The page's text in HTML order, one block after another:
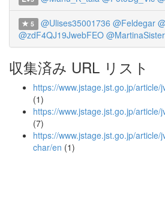
5 @Ulises35001736 @Feldegar
@zdF4QJ19JwebFEO
収集済み URL リスト
https://www.jstage.jst.go.jp/
(1)
https://www.jstage.jst.go.jp/
(7)
https://www.jstage.jst.go.jp/
char/en (1)